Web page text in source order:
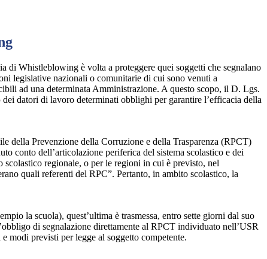
di Whistleblowing è volta a proteggere quei soggetti che segnalano
legislative nazionali o comunitarie di cui sono venuti a
ad una determinata Amministrazione. A questo scopo, il D. Lgs.
dei datori di lavoro determinati obblighi per garantire l’efficacia della
della Prevenzione della Corruzione e della Trasparenza (RPCT)
conto dell’articolazione periferica del sistema scolastico e dei
regionale, o per le regioni in cui è previsto, nel
quali referenti del RPC”. Pertanto, in ambito scolastico, la
la scuola), quest’ultima è trasmessa, entro sette giorni dal suo
di segnalazione direttamente al RPCT individuato nell’USR
modi previsti per legge al soggetto competente.